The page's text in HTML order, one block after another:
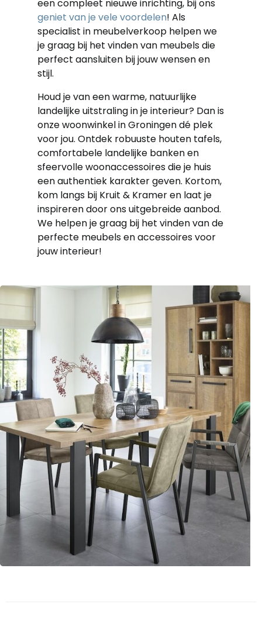
een compleet nieuwe inrichting, bij ons
geniet van je vele voordelen! Als
specialist in meubelverkoop helpen we
je graag bij het vinden van meubels die
perfect aansluiten bij jouw wensen en
stijl.
Houd je van een warme, natuurlijke
landelijke uitstraling in je interieur? Dan is
onze woonwinkel in Groningen dé plek
voor jou. Ontdek robuuste houten tafels,
comfortabele landelijke banken en
sfeervolle woonaccessoires die je huis
een authentiek karakter geven. Kortom,
kom langs bij Kruit & Kramer en laat je
inspireren door ons uitgebreide aanbod.
We helpen je graag bij het vinden van de
perfecte meubels en accessoires voor
jouw interieur!